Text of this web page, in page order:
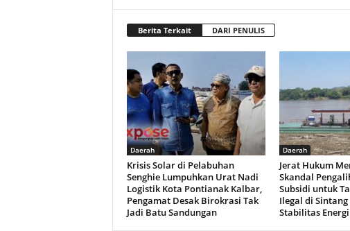
Berita Terkait DARI PENULIS
Daerah
Krisis Solar di Pelabuhan
Senghie Lumpuhkan Urat Nadi
Logistik Kota Pontianak Kalbar,
Pengamat Desak Birokrasi Tak
Jadi Batu Sandungan
Daerah
Jerat Hukum
Skandal
Subsidi untuk
Ilegal di Sintang
Stabilitas